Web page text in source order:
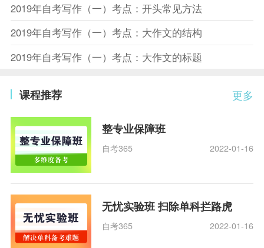
2019年自考写作（一）考点：开头常见方法
2019年自考写作（一）考点：大作文的结构
2019年自考写作（一）考点：大作文的标题
更多
课程推荐
整专业保障班
自考365 2022-01-16
无忧实验班 扫除单科拦路虎
自考365 2022-01-16